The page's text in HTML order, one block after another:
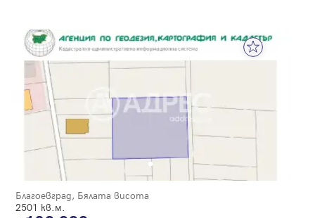
Благоевград, Бялата висота
2501 кв.м.